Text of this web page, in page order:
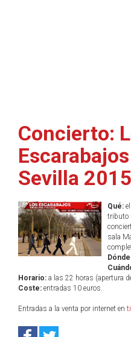
Concierto:
Sevilla 2015
Qué:el
tributo
sala
Horario: a las 22 horas (apertura
Coste: entradas 10 euros.
Entradas a la venta por internet en